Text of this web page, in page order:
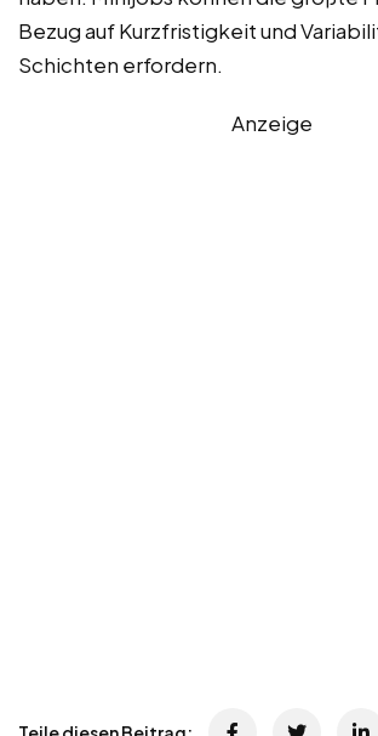
Bezug auf Kurzfristigkeit und
Schichten erfordern.
Anzeige